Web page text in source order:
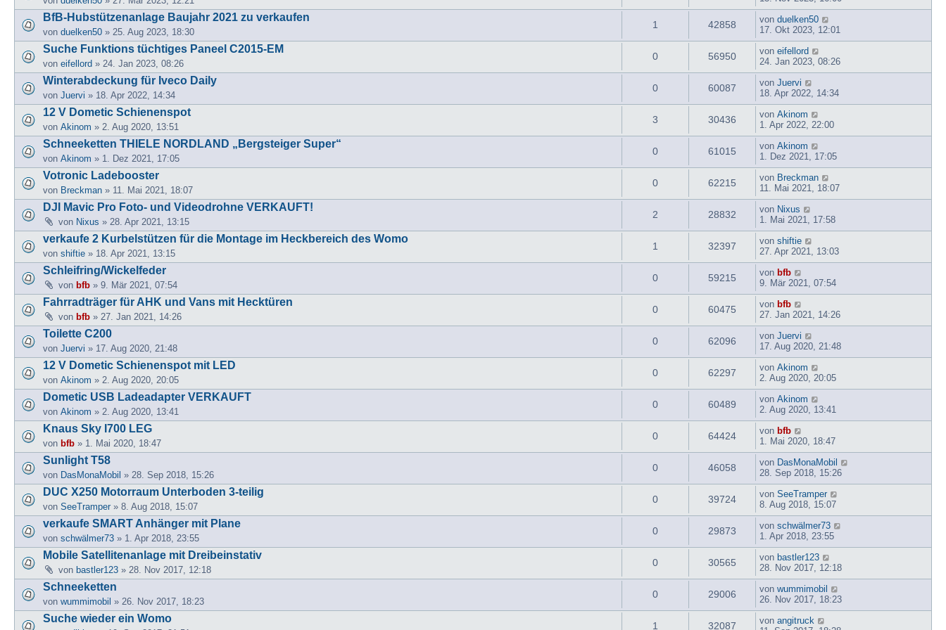
BfB-Hubstützenanlage Baujahr 2021 zu verkaufen
von duelken50 » 25. Aug 2023, 18:30
1 42858 von duelken50
17. Okt 2023, 12:01
Suche Funktions tüchtiges Paneel C2015-EM
von eifellord » 24. Jan 2023, 08:26
0 56950 von eifellord
24. Jan 2023, 08:26
Winterabdeckung für Iveco Daily
von Juervi » 18. Apr 2022, 14:34
0 60087 von Juervi
18. Apr 2022, 14:34
12 V Dometic Schienenspot
von Akinom » 2. Aug 2020, 13:51
3 30436 von Akinom
1. Apr 2022, 22:00
Schneeketten THIELE NORDLAND „Bergsteiger Super“
von Akinom » 1. Dez 2021, 17:05
0 61015 von Akinom
1. Dez 2021, 17:05
Votronic Ladebooster
von Breckman » 11. Mai 2021, 18:07
0 62215 von Breckman
11. Mai 2021, 18:07
DJI Mavic Pro Foto- und Videodrohne VERKAUFT!
von Nixus » 28. Apr 2021, 13:15
2 28832 von Nixus
1. Mai 2021, 17:58
verkaufe 2 Kurbelstützen für die Montage im Heckbereich des Womo
von shiftie » 18. Apr 2021, 13:15
1 32397 von shiftie
27. Apr 2021, 13:03
Schleifring/Wickelfeder
von bfb » 9. Mär 2021, 07:54
0 59215 von bfb
9. Mär 2021, 07:54
Fahrradträger für AHK und Vans mit Hecktüren
von bfb » 27. Jan 2021, 14:26
0 60475 von bfb
27. Jan 2021, 14:26
Toilette C200
von Juervi » 17. Aug 2020, 21:48
0 62096 von Juervi
17. Aug 2020, 21:48
12 V Dometic Schienenspot mit LED
von Akinom » 2. Aug 2020, 20:05
0 62297 von Akinom
2. Aug 2020, 20:05
Dometic USB Ladeadapter VERKAUFT
von Akinom » 2. Aug 2020, 13:41
0 60489 von Akinom
2. Aug 2020, 13:41
Knaus Sky I700 LEG
von bfb » 1. Mai 2020, 18:47
0 64424 von bfb
1. Mai 2020, 18:47
Sunlight T58
von DasMonaMobil » 28. Sep 2018, 15:26
0 46058 von DasMonaMobil
28. Sep 2018, 15:26
DUC X250 Motorraum Unterboden 3-teilig
von SeeTramper » 8. Aug 2018, 15:07
0 39724 von SeeTramper
8. Aug 2018, 15:07
verkaufe SMART Anhänger mit Plane
von schwälmer73 » 1. Apr 2018, 23:55
0 29873 von schwälmer73
1. Apr 2018, 23:55
Mobile Satellitenanlage mit Dreibeinstativ
von bastler123 » 28. Nov 2017, 12:18
0 30565 von bastler123
28. Nov 2017, 12:18
Schneeketten
von wummimobil » 26. Nov 2017, 18:23
0 29006 von wummimobil
26. Nov 2017, 18:23
Suche wieder ein Womo
1 32087 von angitruck